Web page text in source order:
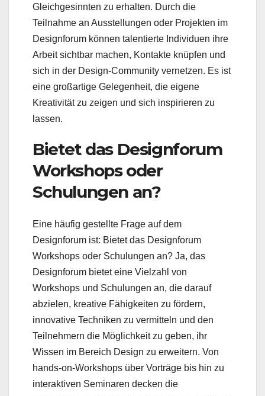
Gleichgesinnten zu erhalten. Durch die
Teilnahme an Ausstellungen oder Projekten im
Designforum können talentierte Individuen ihre
Arbeit sichtbar machen, Kontakte knüpfen und
sich in der Design-Community vernetzen. Es ist
eine großartige Gelegenheit, die eigene
Kreativität zu zeigen und sich inspirieren zu
lassen.
Bietet das Designforum
Workshops oder
Schulungen an?
Eine häufig gestellte Frage auf dem
Designforum ist: Bietet das Designforum
Workshops oder Schulungen an? Ja, das
Designforum bietet eine Vielzahl von
Workshops und Schulungen an, die darauf
abzielen, kreative Fähigkeiten zu fördern,
innovative Techniken zu vermitteln und den
Teilnehmern die Möglichkeit zu geben, ihr
Wissen im Bereich Design zu erweitern. Von
hands-on-Workshops über Vorträge bis hin zu
interaktiven Seminaren decken die